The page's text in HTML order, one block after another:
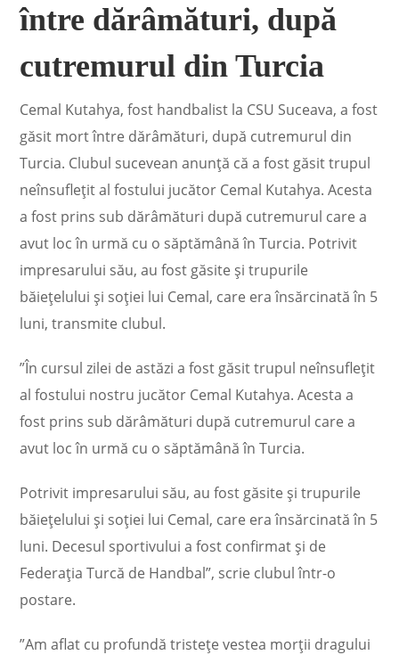
între dărâmături, după
cutremurul din Turcia
Cemal Kutahya, fost handbalist la CSU Suceava, a fost
găsit mort între dărâmături, după cutremurul din
Turcia. Clubul sucevean anunţă că a fost găsit trupul
neînsufleţit al fostului jucător Cemal Kutahya. Acesta
a fost prins sub dărâmături după cutremurul care a
avut loc în urmă cu o săptămână în Turcia. Potrivit
impresarului său, au fost găsite şi trupurile
băieţelului şi soţiei lui Cemal, care era însărcinată în 5
luni, transmite clubul.
”În cursul zilei de astăzi a fost găsit trupul neînsufleţit
al fostului nostru jucător Cemal Kutahya. Acesta a
fost prins sub dărâmături după cutremurul care a
avut loc în urmă cu o săptămână în Turcia.
Potrivit impresarului său, au fost găsite şi trupurile
băieţelului şi soţiei lui Cemal, care era însărcinată în 5
luni. Decesul sportivului a fost confirmat şi de
Federaţia Turcă de Handbal”, scrie clubul într-o
postare.
”Am aflat cu profundă tristeţe vestea morţii dragului